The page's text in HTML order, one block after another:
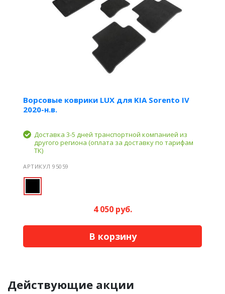
Ворсовые коврики LUX для KIA Sorento IV
2020-н.в.
Доставка 3-5 дней транспортной компанией из
другого региона (оплата за доставку по тарифам
ТК)
АРТИКУЛ 95059
4 050 руб.
В корзину
Действующие акции